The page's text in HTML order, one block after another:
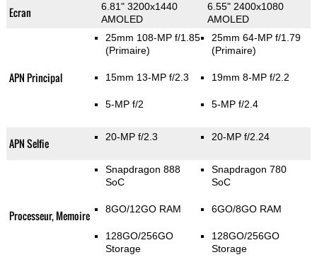
Ecran
6.81" 3200x1440
AMOLED
6.55" 2400x1080
AMOLED
APN Principal
25mm 108-MP f/1.85
(Primaire)
15mm 13-MP f/2.3
5-MP f/2
25mm 64-MP f/1.79
(Primaire)
19mm 8-MP f/2.2
5-MP f/2.4
APN Selfie 20-MP f/2.3 20-MP f/2.24
Processeur, Memoire
Snapdragon 888
SoC
8GO/12GO RAM
128GO/256GO
Storage
Snapdragon 780
SoC
6GO/8GO RAM
128GO/256GO
Storage